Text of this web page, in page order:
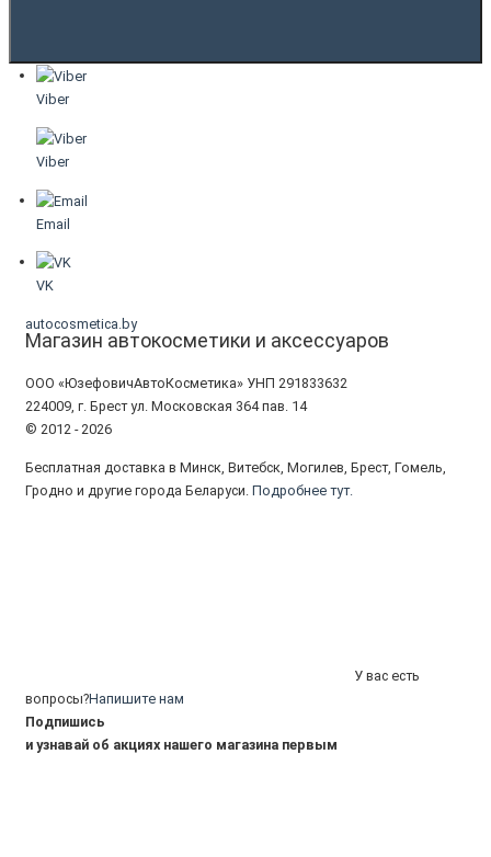
Viber
Viber
Email
VK
autocosmetica.by
Магазин автокосметики и аксессуаров
ООО «ЮзефовичАвтоКосметика» УНП 291833632
224009, г. Брест ул. Московская 364 пав. 14
© 2012 - 2026
Бесплатная доставка в Минск, Витебск, Могилев, Брест, Гомель,
Гродно и другие города Беларуси. Подробнее тут.
У вас есть
вопросы?Напишите нам
Подпишись
и узнавай об акциях нашего магазина первым